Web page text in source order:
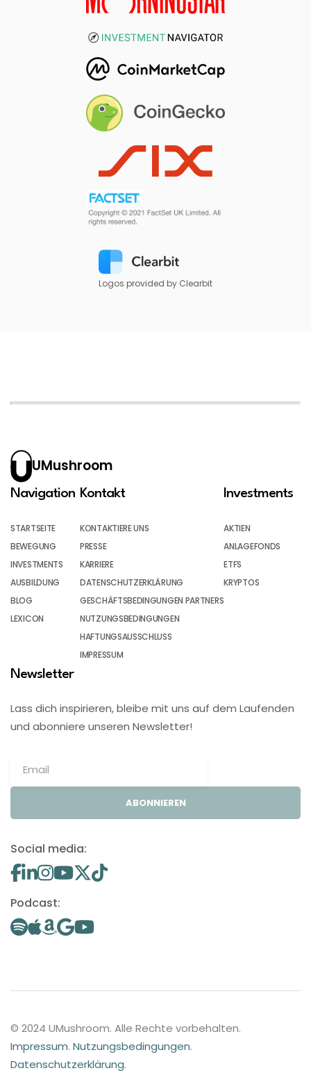
Logos provided by Clearbit
UMushroom
Navigation
STARTSEITE
BEWEGUNG
INVESTMENTS
AUSBILDUNG
BLOG
LEXICON
Kontakt
KONTAKTIERE UNS
PRESSE
KARRIERE
DATENSCHUTZERKLÄRUNG
GESCHÄFTSBEDINGUNGEN PARTNERS
NUTZUNGSBEDINGUNGEN
HAFTUNGSAUSSCHLUSS
IMPRESSUM
Investments
AKTIEN
ANLAGEFONDS
ETFS
KRYPTOS
Newsletter
Lass dich inspirieren, bleibe mit uns auf dem Laufenden
und abonniere unseren Newsletter!
ABONNIEREN
Social media:
Podcast:
© 2024 UMushroom. Alle Rechte vorbehalten.
Impressum. Nutzungsbedingungen.
Datenschutzerklärung.